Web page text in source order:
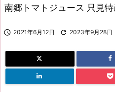
南郷トマトジュース 只見
 2021年6月12日  2023年9月28日